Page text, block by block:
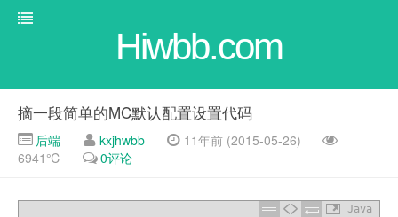
Hiwbb.com
摘一段简单的MC默认配置设置代码
后端 kxjhwbb
11年前 (2015-05-26)
6941℃
0评论
Java